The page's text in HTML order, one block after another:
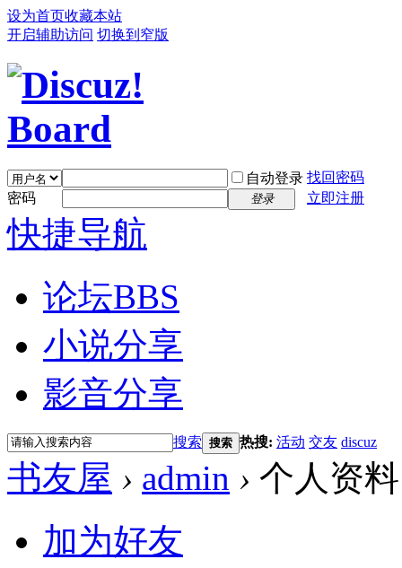
设为首页收藏本站
开启辅助访问 切换到窄版
自动登录 找回密码
密码
登录 立即注册
快捷导航
论坛BBS
小说分享
影音分享
搜索 搜索 热搜: 活动 交友 discuz
书友屋 › admin › 个人资料
加为好友